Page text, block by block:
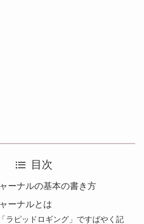
目次
ーナルの基本の書き方
ーナルとは
ラピッドロギング」ですばやく記